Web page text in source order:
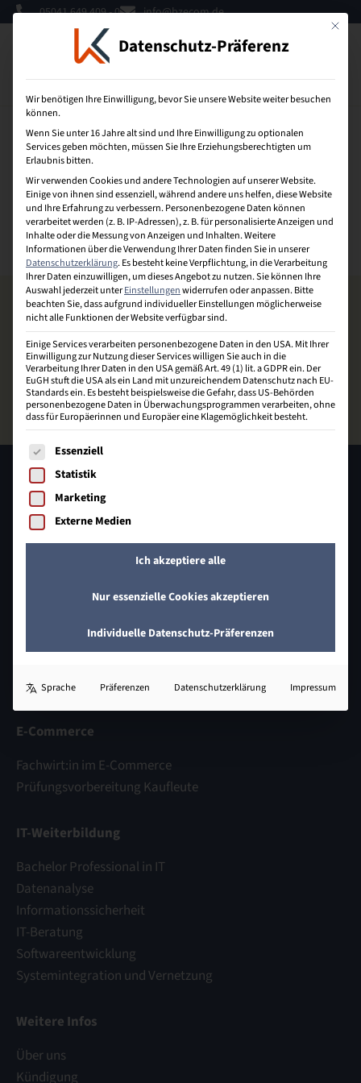
05041 649 409 - 0 info@bzecom.de
Nachfolgeplanung
Orientiert sich an den künftig zu besetzenden Positionen
im Unternehmen und stellt auf den oder die dafür in Frage
kommenden Nachfolger und die zu ihrer endgültigen
Qualifizierung erforderlichen Maßnahmen ab.
Johann-Heinrich-Schröder-Straße 32
05041 649 409 - 0
E-Commerce
Fachwirt:in im E-Commerce
Prüfungsvorbereitung Kaufleute
IT-Weiterbildung
Bachelor Professional in IT
Datenanalyse
Informationssicherheit
IT-Beratung
Softwareentwicklung
Systemintegration und Vernetzung
Weitere Infos
Über uns
Kündigung
Mit
Datenschutz-Präferenz
Wir benötigen Ihre Einwilligung, bevor Sie unsere Website weiter besuchen
können.
Wenn Sie unter 16 Jahre alt sind und Ihre Einwilligung zu optionalen
Services geben möchten, müssen Sie Ihre Erziehungsberechtigten um
Erlaubnis bitten.
Wir verwenden Cookies und andere Technologien auf unserer Website.
Einige von ihnen sind essenziell, während andere uns helfen, diese Website
und Ihre Erfahrung zu verbessern.Personenbezogene Daten können
verarbeitet werden (z. B. IP-Adressen), z. B. für personalisierte Anzeigen und
Inhalte oder die Messung von Anzeigen und Inhalten.Weitere
Informationen über die Verwendung Ihrer Daten finden Sie in unserer
Datenschutzerklärung.Es besteht keine Verpflichtung, in die Verarbeitung
Ihrer Daten einzuwilligen, um dieses Angebot zu nutzen.Sie können Ihre
Auswahl jederzeit unterEinstellungenwiderrufen oder anpassen.Bitte
beachten Sie, dass aufgrund individueller Einstellungen möglicherweise
nicht alle Funktionen der Website verfügbar sind.
Einige Services verarbeiten personenbezogene Daten in den USA. Mit Ihrer
Einwilligung zur Nutzung dieser Services willigen Sie auch in die
Verarbeitung Ihrer Daten in den USA gemäß Art. 49 (1) lit. a GDPR ein. Der
EuGH stuft die USA als ein Land mit unzureichendem Datenschutz nach EU-
Standards ein. Es besteht beispielsweise die Gefahr, dass US-Behörden
personenbezogene Daten in Überwachungsprogrammen verarbeiten, ohne
dass für Europäerinnen und Europäer eine Klagemöglichkeit besteht.
Es folgt eine Liste der Service-Gruppen, für die eine
Essenziell
Statistik
Marketing
Externe Medien
Ich akzeptiere alle
Nur essenzielle Cookies akzeptieren
Individuelle Datenschutz-Präferenzen
Sprache Präferenzen Datenschutzerklärung Impressum